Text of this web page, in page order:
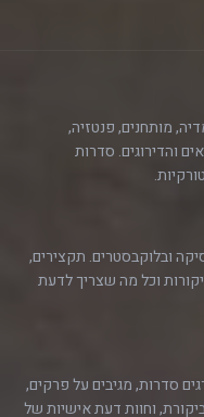
מותחנים, פנטזיה,
והדירוגים. סדרות
ובלוקבסטרים. תקצירים,
וכל מה שצריך לדעת
סדרות, מגיבים על פרקים,
וחוות דעת אישיות של